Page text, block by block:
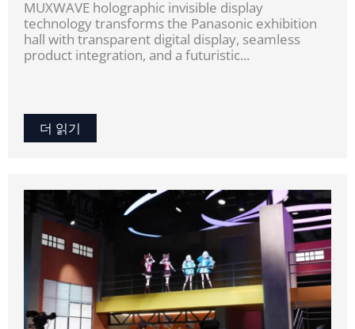
MUXWAVE holographic invisible display
technology transforms the Panasonic exhibition
hall with transparent digital display, seamless
product integration, and a futuristic...
더 읽기